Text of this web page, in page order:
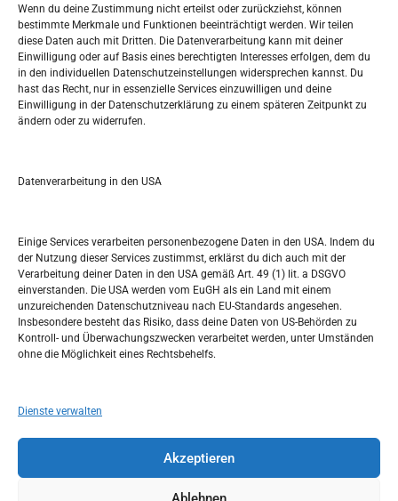
Wenn du deine Zustimmung nicht erteilst oder zurückziehst, können
bestimmte Merkmale und Funktionen beeinträchtigt werden. Wir teilen
diese Daten auch mit Dritten. Die Datenverarbeitung kann mit deiner
Einwilligung oder auf Basis eines berechtigten Interesses erfolgen, dem du
in den individuellen Datenschutzeinstellungen widersprechen kannst. Du
hast das Recht, nur in essenzielle Services einzuwilligen und deine
Einwilligung in der Datenschutzerklärung zu einem späteren Zeitpunkt zu
ändern oder zu widerrufen.
Datenverarbeitung in den USA
Einige Services verarbeiten personenbezogene Daten in den USA. Indem du
der Nutzung dieser Services zustimmst, erklärst du dich auch mit der
Verarbeitung deiner Daten in den USA gemäß Art. 49 (1) lit. a DSGVO
einverstanden. Die USA werden vom EuGH als ein Land mit einem
unzureichenden Datenschutzniveau nach EU-Standards angesehen.
Insbesondere besteht das Risiko, dass deine Daten von US-Behörden zu
Kontroll- und Überwachungszwecken verarbeitet werden, unter Umständen
ohne die Möglichkeit eines Rechtsbehelfs.
Dienste verwalten
Akzeptieren
Tko je “Idemo u Svijet – Njemačka?
Pretražite stranicu:
S
FEBRUAR 2017
M D M D F S
1 2 3 4
6 7 8 9 10 11 12
20 21
27 28
« Jan. März »